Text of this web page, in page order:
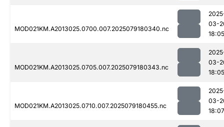
MOD021KM.A2013025.0700.007.2025079180340.nc
03-
18:05
MOD021KM.A2013025.0705.007.2025079180343.nc
03-
18:05
MOD021KM.A2013025.0710.007.2025079180455.nc
03-
18:07